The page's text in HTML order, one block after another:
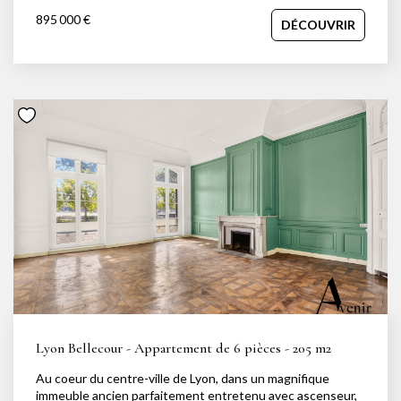
qualité de ses espaces extérieurs, qui totalisent plus de
200 m². Terrasse, balcon et espaces abrités sous pergolas
prolongent naturellement les pièces de vie et permettent
de profiter d'un cadre de vie agréable au fil des saisons.
vie, d'environ 50 m², réunit séjour, salle à manger et cuisine
plusieurs expositions et d'un accès direct aux extérieurs.
L'espace nuit propose quatre chambres, dont deux suites
avec dressing, ainsi que deux salles de bains. Un bureau, un
espace lecture, une buanderie et de nombreux
rangements complètent l'organisation de l'appartement.
Situé à proximité de la rue du Commandant Charcot, le bien
bénéficie d'un accès rapide aux grands axes ainsi qu'au
centre de Lyon, tout en restant proche des commerces et
de la vie de quartier du Point du Jour. Un box fermé et
électrifié est disponible en complément. Pour tout
renseignement ou organiser une visite : Jessica
Nachmansohn ? 06 43 29 63 01 jessica@avenir-
895 000 €
DÉCOUVRIR
Lyon Bellecour - Appartement de 6 pièces - 205 m2
Au coeur du centre-ville de Lyon, dans un magnifique
immeuble ancien parfaitement entretenu avec ascenseur,